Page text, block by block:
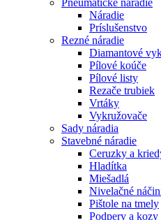
Pneumatické náradie
Náradie
Príslušenstvo
Rezné náradie
Diamantové
Pílové koúče
Pílové listy
Rezače trubiek
Vrtáky
Vykružovače
Sady náradia
Stavebné náradie
Ceruzky a
Hladítka
Miešadlá
Nivelačné
Pištole na tmely
Podpery a kozy